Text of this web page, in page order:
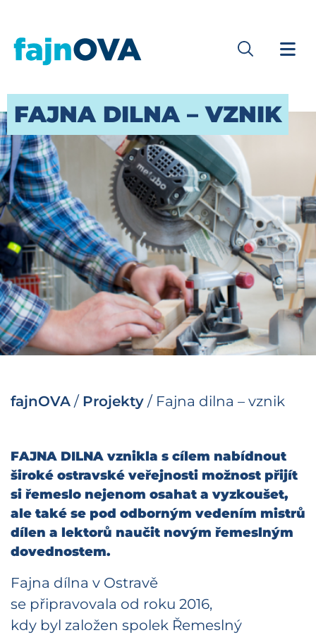
FAJNA DILNA – VZNIK
fajnOVA / Projekty / Fajna dilna – vznik
FAJNA DILNA vznikla s cílem nabídnout
široké ostravské veřejnosti možnost přijít
si řemeslo nejenom osahat a vyzkoušet,
ale také se pod odborným vedením mistrů
dílen a lektorů naučit novým řemeslným
dovednostem.
Fajna dílna v Ostravě
se připravovala od roku 2016,
kdy byl založen spolek Řemeslný